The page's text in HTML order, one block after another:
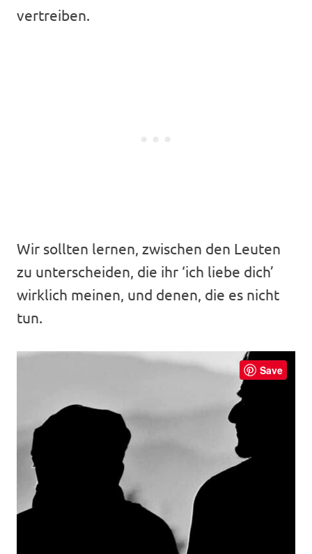
vertreiben.
Wir sollten lernen, zwischen den Leuten
zu unterscheiden, die ihr ‘ich liebe dich’
wirklich meinen, und denen, die es nicht
tun.
Save